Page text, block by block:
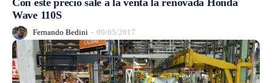
Con este precio sale a la venta la renovada Honda
Wave 110S
Fernando Bedini - 09/05/2017